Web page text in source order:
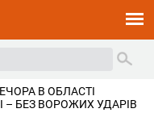
В ОБЛАСТІ
БЕЗ ВОРОЖИХ УДАРІВ